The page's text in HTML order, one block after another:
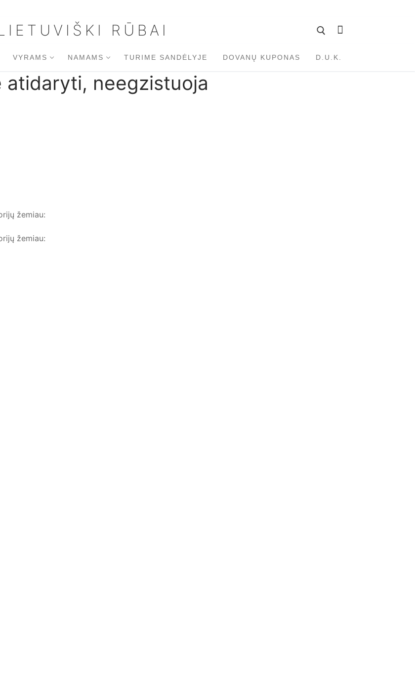
RŪBAI
VYRAMS NAMAMS TURIME SANDĖLYJE DOVANŲ KUPONAS D.U.K.
atidaryti, neegzistuoja
žemiau:
žemiau: